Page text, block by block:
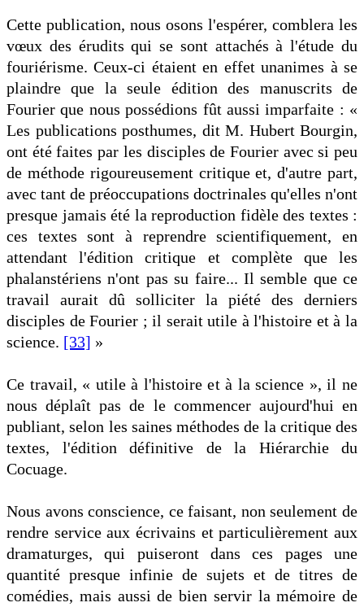
Cette publication, nous osons l'espérer, comblera les
vœux des érudits qui se sont attachés à l'étude du
fouriérisme. Ceux-ci étaient en effet unanimes à se
plaindre que la seule édition des manuscrits de
Fourier que nous possédions fût aussi imparfaite : «
Les publications posthumes, dit M. Hubert Bourgin,
ont été faites par les disciples de Fourier avec si peu
de méthode rigoureusement critique et, d'autre part,
avec tant de préoccupations doctrinales qu'elles n'ont
presque jamais été la reproduction fidèle des textes :
ces textes sont à reprendre scientifiquement, en
attendant l'édition critique et complète que les
phalanstériens n'ont pas su faire... Il semble que ce
travail aurait dû solliciter la piété des derniers
disciples de Fourier ; il serait utile à l'histoire et à la
science. [33] »
Ce travail, « utile à l'histoire et à la science », il ne
nous déplaît pas de le commencer aujourd'hui en
publiant, selon les saines méthodes de la critique des
textes, l'édition définitive de la Hiérarchie du
Cocuage.
Nous avons conscience, ce faisant, non seulement de
rendre service aux écrivains et particulièrement aux
dramaturges, qui puiseront dans ces pages une
quantité presque infinie de sujets et de titres de
comédies, mais aussi de bien servir la mémoire de